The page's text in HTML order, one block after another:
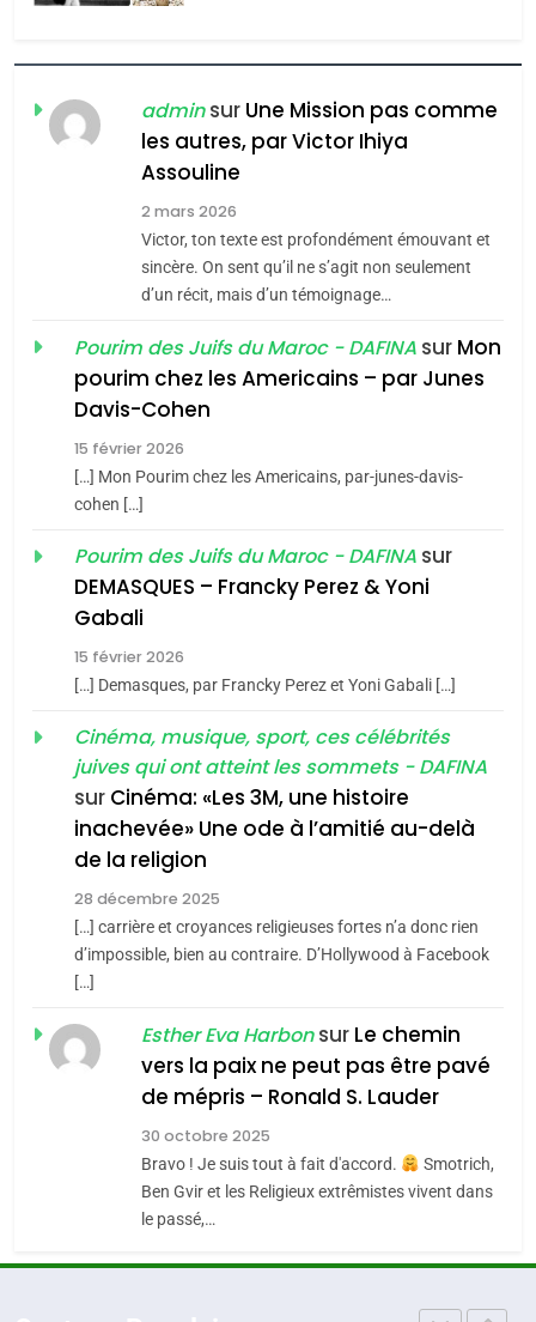
FIÈRE, DIGNE ET RÉSILIENTE :
POURQUOI JE REVENDIQUE
MA JUDAÏTE par Thérèse
Zrihen-Dvir
ISRAÉL JUDAISME
CE QUI NOUS MANQUE –
Jacques Hadida
JUDAISME
Maroc : Les amandes de
Tafraout, le miel de Tadla
du terroir
Oeil ravageur – Vanessa
De Loya Stauber
«Tu dis génocide, je dis
guerre»: La nouvelle
chanson de Boy George
ISRAÉL JUDAISME
Accords d’Isaac:
l’alliance pourrait
s’étendre à 13 pays
d’Amérique latine
ISRAÉL JUDAISME
2025, l’année la plus
meurtrière selon le
adminsur Une Mission pas comme
les autres, par Victor Ihiya
Assouline
2 mars 2026
Victor, ton texte est profondément émouvant et
sincère. On sent qu’il ne s’agit non seulement
d’un récit, mais d’un témoignage…
Pourim des Juifs du Maroc - DAFINA sur Mon
pourim chez les Americains – par Junes
Davis-Cohen
15 février 2026
[…] Mon Pourim chez les Americains, par-junes-davis-
cohen […]
Pourim des Juifs du Maroc - DAFINA sur
DEMASQUES – Francky Perez & Yoni
Gabali
15 février 2026
[…] Demasques, par Francky Perez et Yoni Gabali […]
Cinéma, musique, sport, ces célébrités
juives qui ont atteint les sommets - DAFINA
sur Cinéma: «Les 3M, une histoire
inachevée» Une ode à l’amitié au-delà
de la religion
28 décembre 2025
[…] carrière et croyances religieuses fortes n’a donc rien
d’impossible, bien au contraire. D’Hollywood à Facebook
[…]
Esther Eva Harbonsur Le chemin
vers la paix ne peut pas être pavé
de mépris – Ronald S. Lauder
30 octobre 2025
Bravo ! Je suis tout à fait d'accord.
Smotrich,
Ben Gvir et les Religieux extrêmistes vivent dans
le passé,…
meurtrière selon le rapport
l’antisémitisme
FIÈRE, DIGNE ET RÉSILIENTE :
POURQUOI JE REVENDIQUE
MA JUDAÏTE par Thérèse
Zrihen-Dvir
ISRAÉL
CE QUI NOUS MANQUE –
JUDAISME
Maroc : Les amandes de
Tafraout, le miel de Tadla
Azilal consacrés produits
du terroir
DAFINA MAROC
Oeil ravageur – Vanessa De